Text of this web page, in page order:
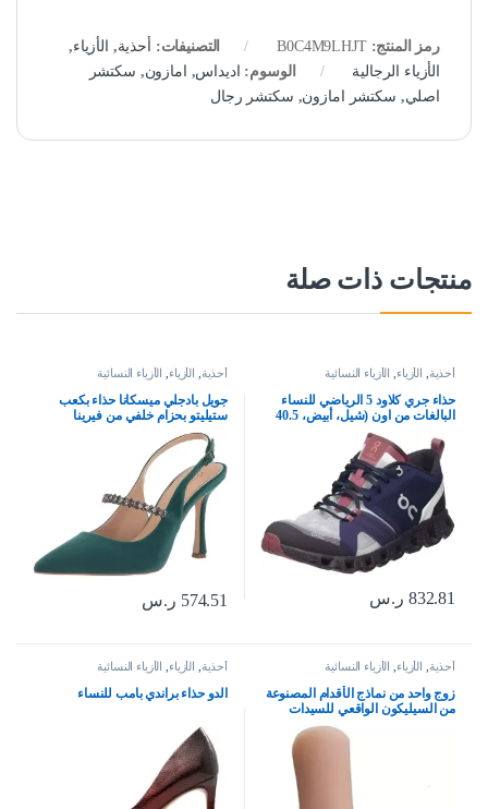
رمز المنتج:B0C4M9LHJT التصنيفات: أحذية, الأزياء,
الأزياء الرجالية
الوسوم: اديداس, امازون, سكتشر
اصلي, سكتشر امازون, سكتشر رجال
منتجات ذات صلة
أحذية الأزياء الأزياء النسائية
حذاء جري كلاود 5 الرياضي للنساء
البالغات من اون (شيل، أبيض، 40.5
832.81 ر.س
أحذية الأزياء الأزياء النسائية
جويل بادجلي ميسكانا حذاء بكعب
ستيليتو بحزام خلفي من فيرينا
574.51 ر.س
أحذية الأزياء الأزياء النسائية
زوج واحد من نماذج الأقدام المصنوعة
من السيليكون الواقعي للسيدات
البالغات لعرض صنادل المجوهرات
والرسم الفني (أظافر بورجوندي)،
أحذية الأزياء الأزياء النسائية
الدو حذاء براندي بامب للنساء